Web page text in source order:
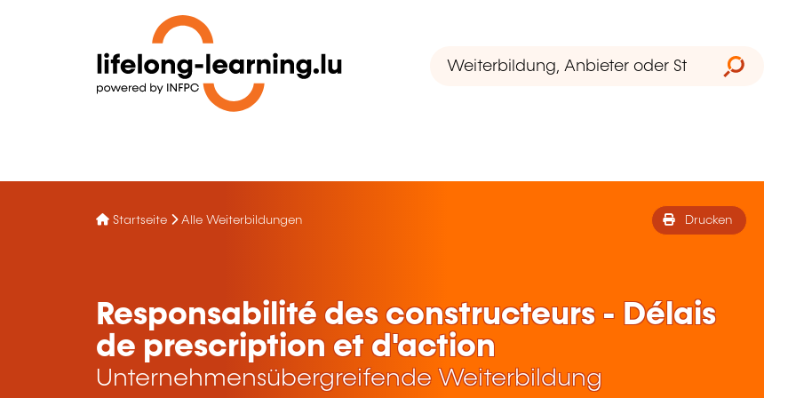
Startseite Alle Weiterbildungen Drucken
Responsabilité des constructeurs - Délais
de prescription et d'action
Unternehmensübergreifende Weiterbildung